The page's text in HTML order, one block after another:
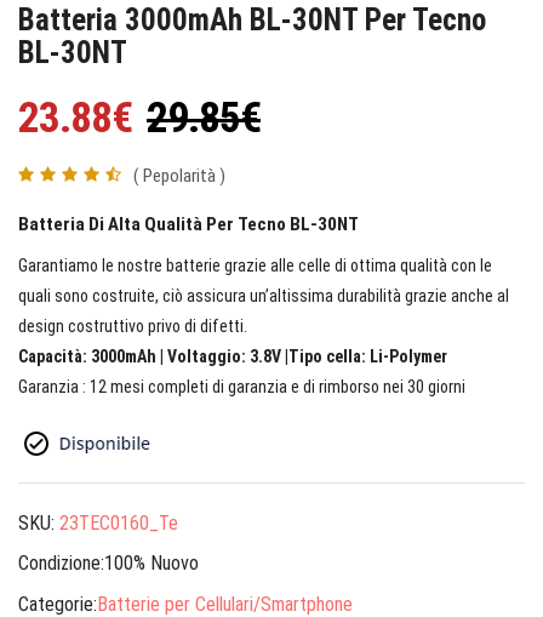
Batteria 3000mAh BL-30NT Per Tecno
BL-30NT
23.88€ 29.85€
( Pepolarità )
Batteria Di Alta Qualità Per Tecno BL-30NT
Garantiamo le nostre batterie grazie alle celle di ottima qualità con le
quali sono costruite, ciò assicura un’altissima durabilità grazie anche al
design costruttivo privo di difetti.
Capacità: 3000mAh | Voltaggio: 3.8V |Tipo cella: Li-Polymer
Garanzia : 12 mesi completi di garanzia e di rimborso nei 30 giorni
SKU: 23TEC0160_Te
Condizione:100% Nuovo
Categorie:Batterie per Cellulari/Smartphone